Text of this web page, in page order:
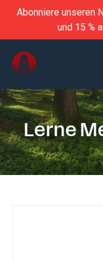
Abonniere unseren
und 15 %
Lerne